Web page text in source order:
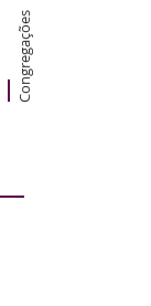
Congregações